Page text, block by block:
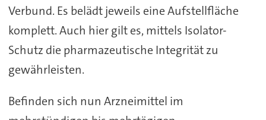
Verbund. Es belädt jeweils eine Aufstellfläche
komplett. Auch hier gilt es, mittels Isolator-
Schutz die pharmazeutische Integrität zu
gewährleisten.
Befinden sich nun Arzneimittel im